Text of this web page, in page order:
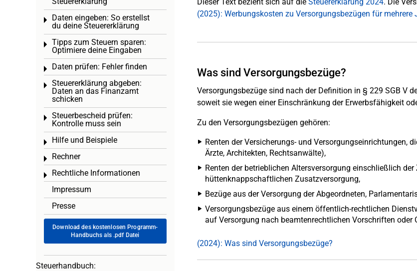
(2025): Werbungskosten zu Versorgungsbezügen für mehrere
Was sind Versorgungsbezüge?
Versorgungsbezüge sind nach der Definition in § 229 SGB V
soweit sie wegen einer Einschränkung der Erwerbsfähigkeit
Zu den Versorgungsbezügen gehören:
Renten der Versicherungs- und Versorgungseinrichtungen,
Ärzte, Architekten, Rechtsanwälte),
Renten der betrieblichen Altersversorgung einschließlich
hüttenknappschaftlichen Zusatzversorgung,
Bezüge aus der Versorgung der Abgeordneten,
Versorgungsbezüge aus einem öffentlich-rechtlichen
auf Versorgung nach beamtenrechtlichen Vorschriften oder
(2024): Was sind Versorgungsbezüge?
Daten eingeben: So erstellst
du deine Steuererklärung
Toggle menu
Tipps zum Steuern sparen:
Optimiere deine Eingaben
Toggle menu
Daten prüfen: Fehler finden
Toggle menu
Steuererklärung abgeben:
Daten an das Finanzamt
schicken
Toggle menu
Steuerbescheid prüfen:
Kontrolle muss sein
Toggle menu
Hilfe und Beispiele
Toggle menu
Rechner
Toggle menu
Rechtliche Informationen
Toggle menu
Impressum
Presse
Download des kostenlosen Programm-
Handbuchs als .pdf Datei
Steuerhandbuch: